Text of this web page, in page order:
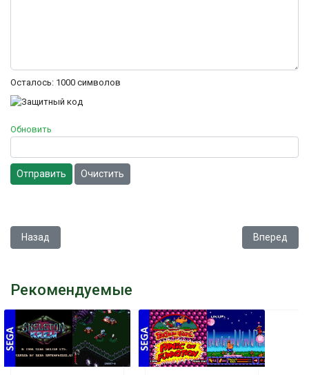
Осталось: 1000 символов
Обновить
Отправить Очистить
Предыдущий: Sonic the Hedgehog 2
Назад Вперед
Рекомендуемые